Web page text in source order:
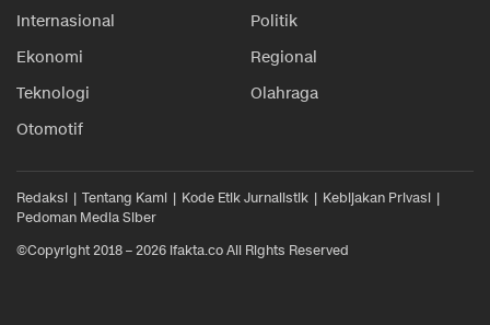
Internasional
Politik
Ekonomi
Regional
Teknologi
Olahraga
Otomotif
Redaksi Tentang Kami Kode Etik Jurnalistik
Kebijakan Privasi
Pedoman Media Siber
©Copyright 2018 – 2026 ifakta.co All Rights Reserved